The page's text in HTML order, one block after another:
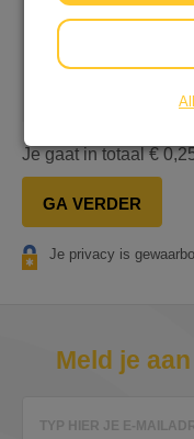
Op onze
Je gaat in totaal€
GA VERDER
Je privacy is
Meld je
TYP HIER JE E-